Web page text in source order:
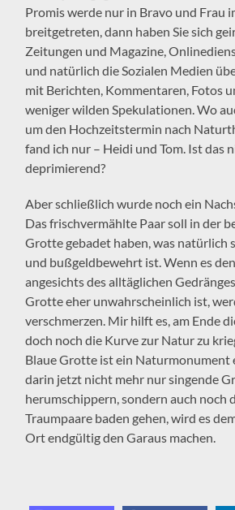
Promis werde nur in Bravo und Frau
breitgetreten, dann haben Sie sich
Zeitungen und Magazine,
und natürlich die Sozialen Medien
mit Berichten, Kommentaren, Fotos
weniger wilden Spekulationen. Wo
um den Hochzeitstermin nach
fand ich nur – Heidi und Tom. Ist das
deprimierend?
Aber schließlich wurde noch ein
Das frischvermählte Paar soll in der
Grotte gebadet haben, was natürlich
und bußgeldbewehrt ist. Wenn es
angesichts des alltäglichen
Grotte eher unwahrscheinlich ist,
verschmerzen. Mir hilft es, am Ende
doch noch die Kurve zur Natur zu
Blaue Grotte ist ein Naturmonument
darin jetzt nicht mehr nur singende
herumschippern, sondern auch noch
Traumpaare baden gehen, wird es
Ort endgültig den Garaus machen.